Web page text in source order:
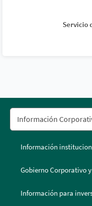
Servicio
Información
Gobierno Corporativo
Información para